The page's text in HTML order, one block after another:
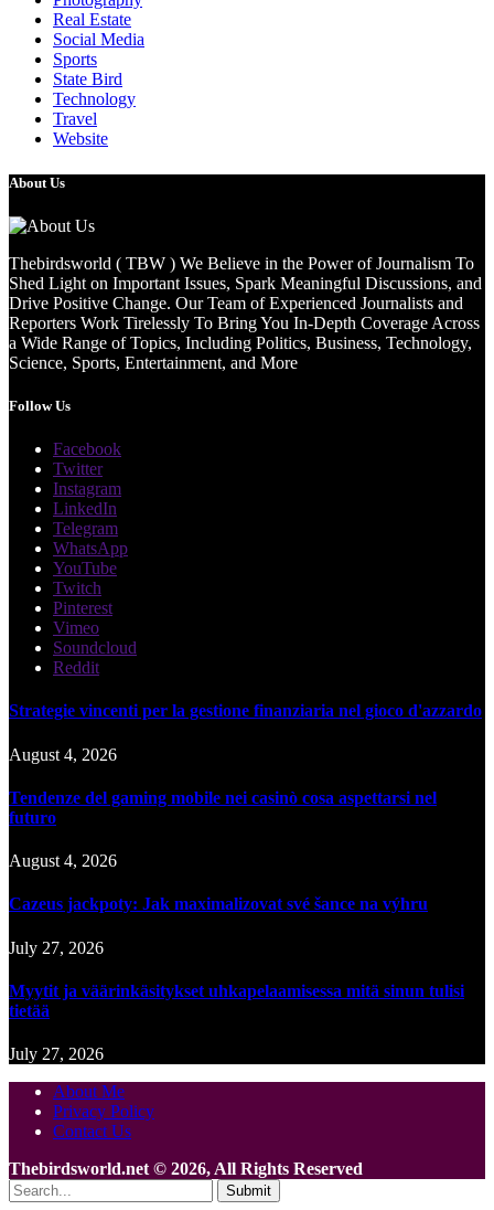
Real Estate
Social Media
Sports
State Bird
Technology
Travel
Website
About Us
Thebirdsworld ( TBW ) We Believe in the Power of Journalism To
Shed Light on Important Issues, Spark Meaningful Discussions, and
Drive Positive Change. Our Team of Experienced Journalists and
Reporters Work Tirelessly To Bring You In-Depth Coverage Across
a Wide Range of Topics, Including Politics, Business, Technology,
Science, Sports, Entertainment, and More
Follow Us
Facebook
Twitter
Instagram
LinkedIn
Telegram
WhatsApp
YouTube
Twitch
Pinterest
Vimeo
Soundcloud
Reddit
Strategie vincenti per la gestione finanziaria nel gioco d'azzardo
August 4, 2026
Tendenze del gaming mobile nei casinò cosa aspettarsi nel
futuro
August 4, 2026
Cazeus jackpoty: Jak maximalizovat své šance na výhru
July 27, 2026
Myytit ja väärinkäsitykset uhkapelaamisessa mitä sinun tulisi
tietää
July 27, 2026
About Me
Privacy Policy
Contact Us
Thebirdsworld.net © 2026, All Rights Reserved
Submit